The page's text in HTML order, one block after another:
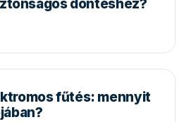
döntéshez?
fűtés: mennyit